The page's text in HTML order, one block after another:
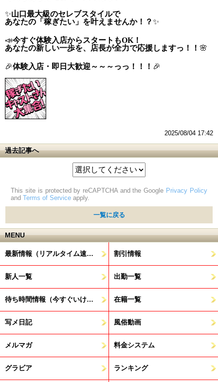
✨山口最大級のセレブスタイルで
あなたの「稼ぎたい」を叶えませんか！？✨
📣今すぐ体験入店からスタートもOK！
あなたの新しい一歩を、店長が全力で応援しますっ！！ 🌸
🎉体験入店・即日大歓迎～～～っっ！！！ 🎉
2025/08/04 17:42
過去記事へ
This site is protected by reCAPTCHA and the Google Privacy Policy
andTerms of Service apply.
一覧に戻る
MENU
最新情報（リアルタイム速報） 割引情報
新人一覧 出勤一覧
待ち時間情報（今すぐいける娘） 在籍一覧
写メ日記 風俗動画
メルマガ 料金システム
グラビア ランキング